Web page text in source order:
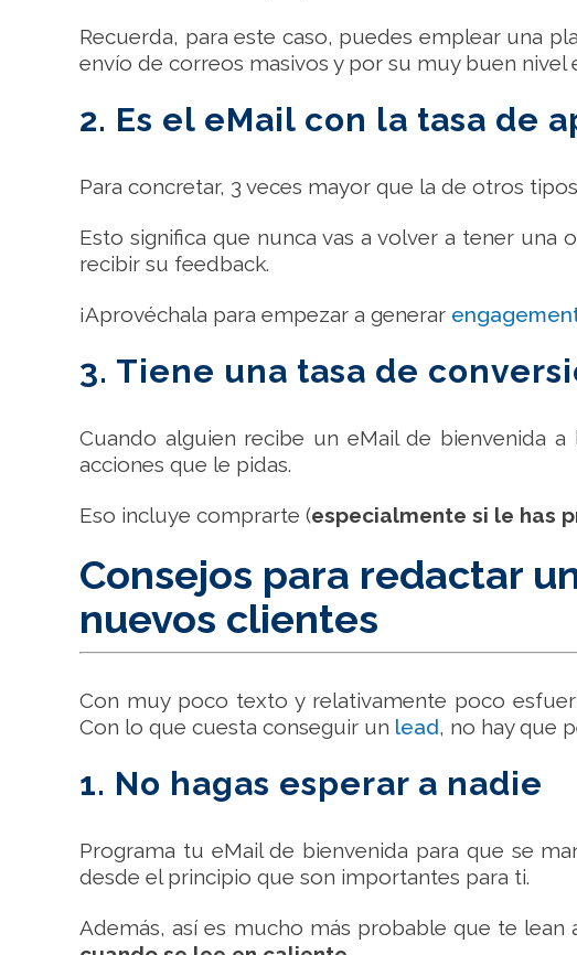
Recuerda, para este caso, puedes emplear una
envío de correos masivos y por su muy buen
2. Es el eMail con la tasa de
Para concretar, 3 veces mayor que la de otros
Esto significa que nunca vas a volver a tener
recibir su feedback.
¡Aprovéchala para empezar a generar
3. Tiene una tasa de
Cuando alguien recibe un eMail de bienvenida
acciones que le pidas.
Eso incluye comprarte (especialmente si le has
Consejos para redactar
nuevos clientes
Con muy poco texto y relativamente poco
Con lo que cuesta conseguir un lead, no hay que
1. No hagas esperar a nadie
Programa tu eMail de bienvenida para que se
desde el principio que son importantes para ti.
Además, así es mucho más probable que te